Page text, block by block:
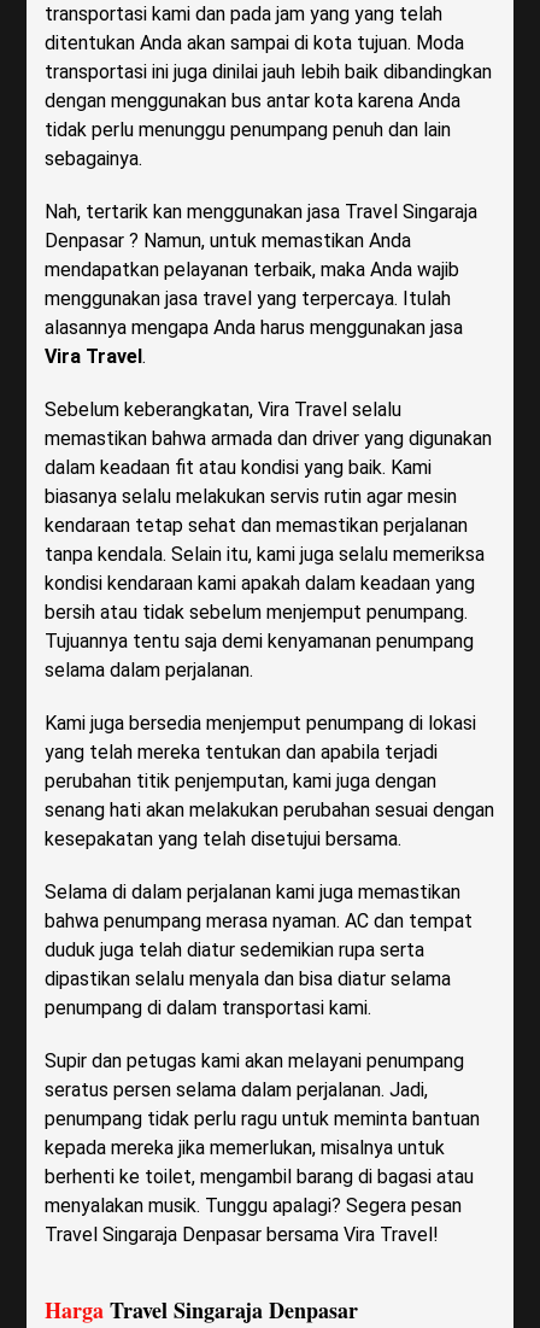
transportasi kami dan pada jam yang yang telah
ditentukan Anda akan sampai di kota tujuan. Moda
transportasi ini juga dinilai jauh lebih baik dibandingkan
dengan menggunakan bus antar kota karena Anda
tidak perlu menunggu penumpang penuh dan lain
sebagainya.
Nah, tertarik kan menggunakan jasa Travel Singaraja
Denpasar ? Namun, untuk memastikan Anda
mendapatkan pelayanan terbaik, maka Anda wajib
menggunakan jasa travel yang terpercaya. Itulah
alasannya mengapa Anda harus menggunakan jasa
Vira Travel.
Sebelum keberangkatan, Vira Travel selalu
memastikan bahwa armada dan driver yang digunakan
dalam keadaan fit atau kondisi yang baik. Kami
biasanya selalu melakukan servis rutin agar mesin
kendaraan tetap sehat dan memastikan perjalanan
tanpa kendala. Selain itu, kami juga selalu memeriksa
kondisi kendaraan kami apakah dalam keadaan yang
bersih atau tidak sebelum menjemput penumpang.
Tujuannya tentu saja demi kenyamanan penumpang
selama dalam perjalanan.
Kami juga bersedia menjemput penumpang di lokasi
yang telah mereka tentukan dan apabila terjadi
perubahan titik penjemputan, kami juga dengan
senang hati akan melakukan perubahan sesuai dengan
kesepakatan yang telah disetujui bersama.
Selama di dalam perjalanan kami juga memastikan
bahwa penumpang merasa nyaman. AC dan tempat
duduk juga telah diatur sedemikian rupa serta
dipastikan selalu menyala dan bisa diatur selama
penumpang di dalam transportasi kami.
Supir dan petugas kami akan melayani penumpang
seratus persen selama dalam perjalanan. Jadi,
penumpang tidak perlu ragu untuk meminta bantuan
kepada mereka jika memerlukan, misalnya untuk
berhenti ke toilet, mengambil barang di bagasi atau
menyalakan musik. Tunggu apalagi? Segera pesan
Travel Singaraja Denpasar bersama Vira Travel!
HargaTravel Singaraja Denpasar